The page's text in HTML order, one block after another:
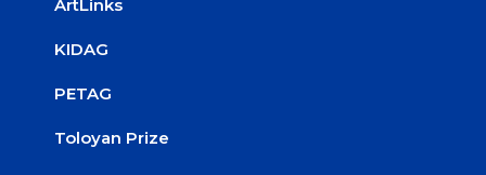
ArtLinks
KIDAG
PETAG
Toloyan Prize